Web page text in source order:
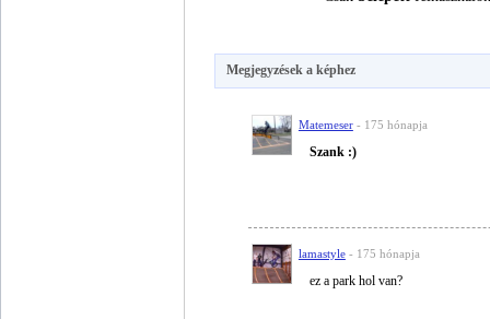
Megjegyzések a képhez
Matemeser - 175 hónapja
Szank :)
lamastyle - 175 hónapja
ez a park hol van?